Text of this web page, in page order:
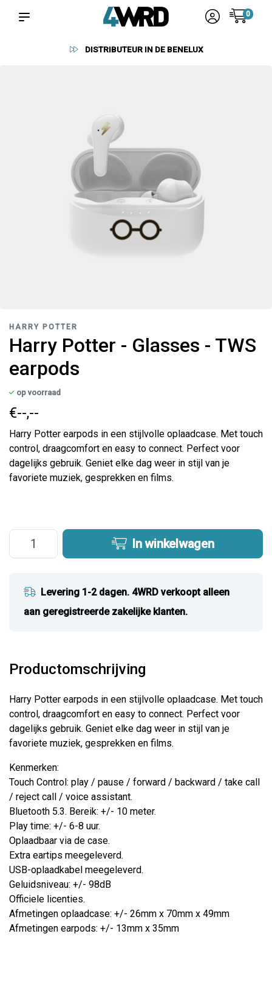
0
DISTRIBUTEUR IN DE BENELUX
HARRY POTTER
Harry Potter - Glasses - TWS
earpods
op voorraad
€--,--
Harry Potter earpods in een stijlvolle oplaadcase. Met touch
control, draagcomfort en easy to connect. Perfect voor
dagelijks gebruik. Geniet elke dag weer in stijl van je
favoriete muziek, gesprekken en films.
In winkelwagen
Levering 1-2 dagen. 4WRD verkoopt alleen
aan geregistreerde zakelijke klanten.
Productomschrijving
Harry Potter earpods in een stijlvolle oplaadcase. Met touch
control, draagcomfort en easy to connect. Perfect voor
dagelijks gebruik. Geniet elke dag weer in stijl van je
favoriete muziek, gesprekken en films.
Kenmerken:
Touch Control: play / pause / forward / backward / take call
/ reject call / voice assistant.
Bluetooth 5.3. Bereik: +/- 10 meter.
Play time: +/- 6-8 uur.
Oplaadbaar via de case.
Extra eartips meegeleverd.
USB-oplaadkabel meegeleverd.
Geluidsniveau: +/- 98dB
Officiele licenties.
Afmetingen oplaadcase: +/- 26mm x 70mm x 49mm
Afmetingen earpods: +/- 13mm x 35mm